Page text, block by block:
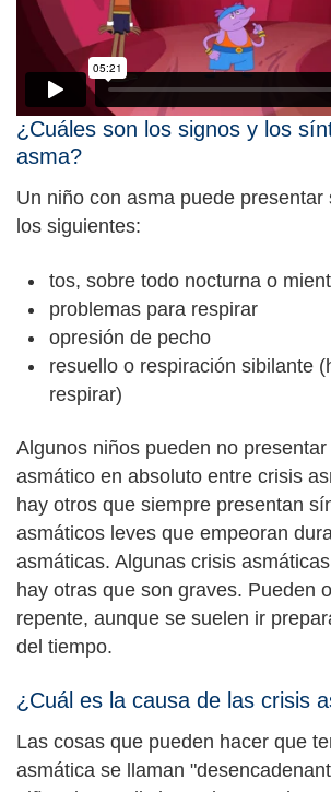
¿Cuáles son los signos y los
asma?
Un niño con asma puede
los siguientes:
tos, sobre todo nocturna o
problemas para respirar
opresión de pecho
resuello o respiración sibilante
respirar)
Algunos niños pueden no
asmático en absoluto entre crisis
hay otros que siempre presentan
asmáticos leves que empeoran
asmáticas. Algunas crisis
hay otras que son graves. Pueden
repente, aunque se suelen ir
del tiempo.
¿Cuál es la causa de las crisis
Las cosas que pueden hacer que
asmática se llaman